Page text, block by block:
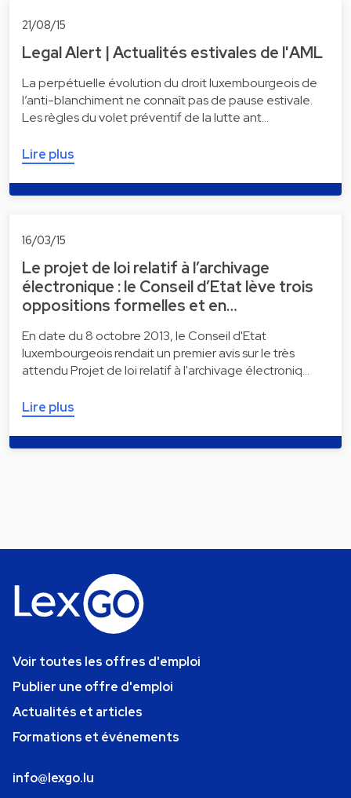
21/08/15
Legal Alert | Actualités estivales de l'AML
La perpétuelle évolution du droit luxembourgeois de
l’anti-blanchiment ne connaît pas de pause estivale.
Les règles du volet préventif de la lutte ant…
Lire plus
16/03/15
Le projet de loi relatif à l’archivage
électronique : le Conseil d’Etat lève trois
oppositions formelles et en…
En date du 8 octobre 2013, le Conseil d'Etat
luxembourgeois rendait un premier avis sur le très
attendu Projet de loi relatif à l'archivage électroniq…
Lire plus
Voir toutes les offres d'emploi
Publier une offre d'emploi
Actualités et articles
Formations et événements
info@lexgo.lu